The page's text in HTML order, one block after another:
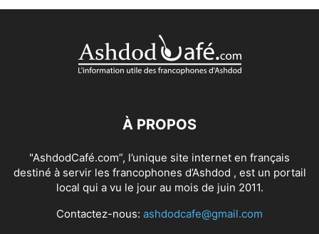
À PROPOS
"AshdodCafé.com”, l’unique site internet en français
destiné à servir les francophones d’Ashdod , est un portail
local qui a vu le jour au mois de juin 2011.
Contactez-nous: ashdodcafe@gmail.com